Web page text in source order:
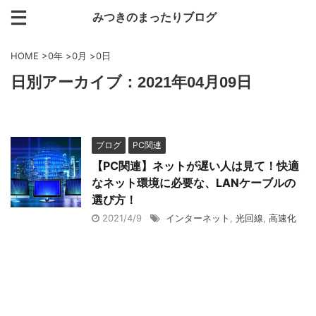
みつきのまったりブログ
HOME >0年 >0月 >0日
日別アーカイブ：2021年04月09日
ブログ PC関連
【PC関連】ネットが遅い人は見て！快適
なネット環境に必要な、LANケーブルの
選び方！
2021/4/9 インターネット 光回線 高速化